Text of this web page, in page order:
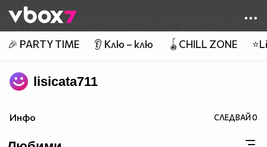
👾
🎉 PARTY TIME 👂 Клю – клю 🪀CHILL ZONE
lisicata711
Инфо СЛЕДВАЙ0